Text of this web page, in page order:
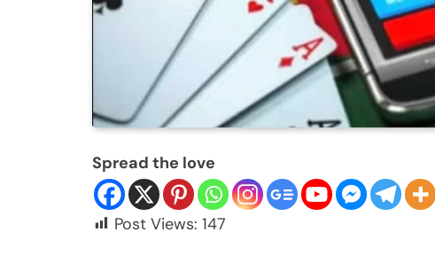
Spread the love
Post Views: 147